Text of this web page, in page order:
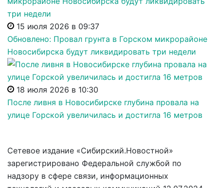
15 июля 2026 в 09:37
Обновлено: Провал грунта в Горском микрорайоне
Новосибирска будут ликвидировать три недели
18 июля 2026 в 10:30
После ливня в Новосибирске глубина провала на
улице Горской увеличилась и достигла 16 метров
Сетевое издание «Сибирский.Новостной»
зарегистрировано Федеральной службой по
надзору в сфере связи, информационных